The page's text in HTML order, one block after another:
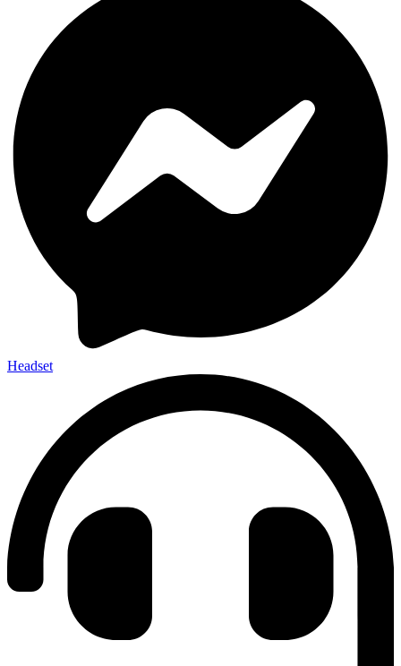
Headset